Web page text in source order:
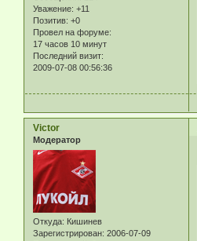
Уважение: +11
Позитив: +0
Провел на форуме:
17 часов 10 минут
Последний визит:
2009-07-08 00:56:36
Victor
Модератор
Откуда: Кишинев
Зарегистрирован: 2006-07-09